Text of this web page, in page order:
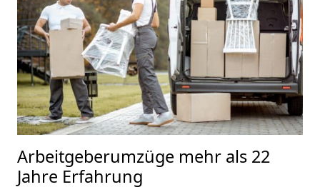
Arbeitgeberumzüge mehr als 22
Jahre Erfahrung